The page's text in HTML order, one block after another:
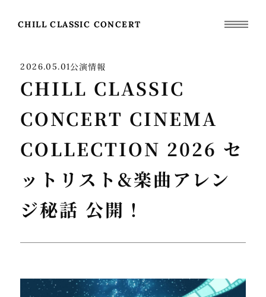
CHILL CLASSIC CONCERT
2026.05.01公演情報
CHILL CLASSIC
CONCERT CINEMA
COLLECTION 2026 セ
ットリスト&楽曲アレン
ジ秘話 公開！